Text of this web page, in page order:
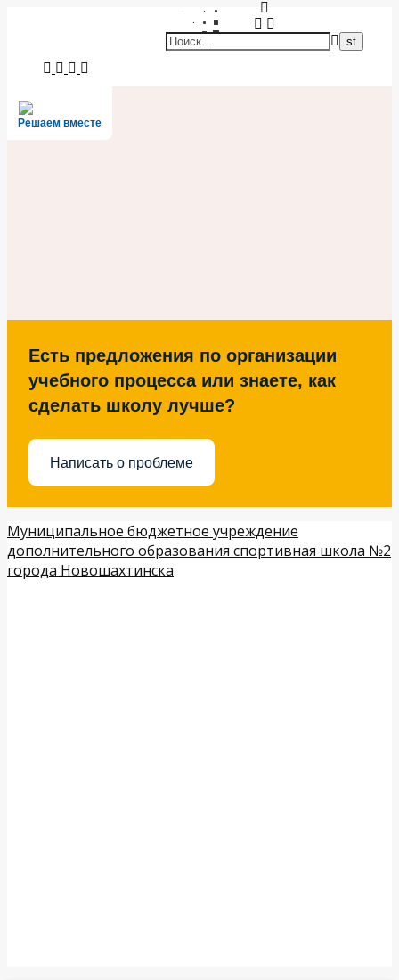
Решаем вместе
Есть предложения по организации
учебного процесса или знаете, как
сделать школу лучше?
Написать о проблеме
Муниципальное бюджетное учреждение
дополнительного образования спортивная школа №2
города Новошахтинска